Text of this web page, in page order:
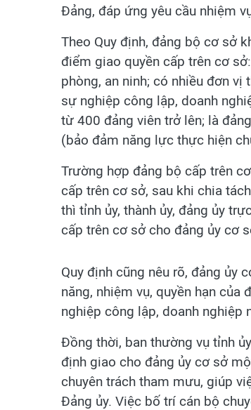
Đảng, đáp ứng yêu cầu nhiệm
Theo Quy định, đảng bộ cơ sở
điểm giao quyền cấp trên cơ
phòng, an ninh; có nhiều đơn
sự nghiệp công lập, doanh
từ 400 đảng viên trở lên; là
(bảo đảm năng lực thực hiện
Trường hợp đảng bộ cấp trên
cấp trên cơ sở, sau khi chia
thì tỉnh ủy, thành ủy, đảng ủy
cấp trên cơ sở cho đảng ủy cơ
Quy định cũng nêu rõ, đảng
năng, nhiệm vụ, quyền hạn
nghiệp công lập, doanh nghiệp
Đồng thời, ban thường vụ tỉnh
định giao cho đảng ủy cơ sở
chuyên trách tham mưu, giúp
Đảng ủy. Việc bố trí cán bộ